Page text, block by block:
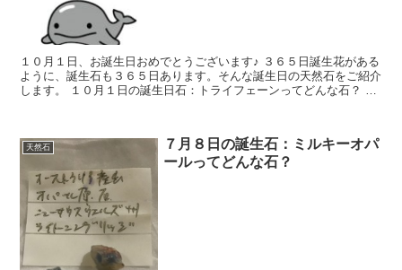
１０月１日、お誕生日おめでとうございます♪ ３６５日誕生花がある
ように、誕生石も３６５日あります。そんな誕生日の天然石をご紹介
します。 １０月１日の誕生日石：トライフェーンってどんな石？ 黄
天然石
７月８日の誕生石：ミルキーオパ
ールってどんな石？